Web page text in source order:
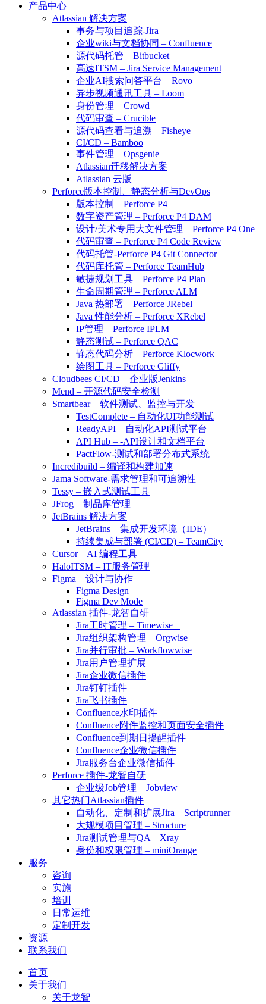
产品中心
Atlassian 解决方案
事务与项目追踪-Jira
企业wiki与文档协同 – Confluence
源代码托管 – Bitbucket
高速ITSM – Jira Service Management
企业AI搜索问答平台 – Rovo
异步视频通讯工具 – Loom
身份管理 – Crowd
代码审查 – Crucible
源代码查看与追溯 – Fisheye
CI/CD – Bamboo
事件管理 – Opsgenie
Atlassian迁移解决方案
Atlassian 云版
Perforce版本控制、静态分析与DevOps
版本控制 – Perforce P4
数字资产管理 – Perforce P4 DAM
设计/美术专用大文件管理 – Perforce P4 One
代码审查 – Perforce P4 Code Review
代码托管-Perforce P4 Git Connector
代码库托管 – Perforce TeamHub
敏捷规划工具 – Perforce P4 Plan
生命周期管理 – Perforce ALM
Java 热部署 – Perforce JRebel
Java 性能分析 – Perforce XRebel
IP管理 – Perforce IPLM
静态测试 – Perforce QAC
静态代码分析 – Perforce Klocwork
绘图工具 – Perforce Gliffy
Cloudbees CI/CD – 企业版Jenkins
Mend – 开源代码安全检测
Smartbear – 软件测试、监控与开发
TestComplete – 自动化UI功能测试
ReadyAPI – 自动化API测试平台
API Hub – -API设计和文档平台
PactFlow-测试和部署分布式系统
Incredibuild – 编译和构建加速
Jama Software-需求管理和可追溯性
Tessy – 嵌入式测试工具
JFrog – 制品库管理
JetBrains 解决方案
JetBrains – 集成开发环境（IDE）
持续集成与部署 (CI/CD) – TeamCity
Cursor – AI 编程工具
HaloITSM – IT服务管理
Figma – 设计与协作
Figma Design
Figma Dev Mode
Atlassian 插件-龙智自研
Jira工时管理 – Timewise
Jira组织架构管理 – Orgwise
Jira并行审批 – Workflowwise
Jira用户管理扩展
Jira企业微信插件
Jira钉钉插件
Jira飞书插件
Confluence水印插件
Confluence附件监控和页面安全插件
Confluence到期日提醒插件
Confluence企业微信插件
Jira服务台企业微信插件
Perforce 插件-龙智自研
企业级Job管理 – Jobview
其它热门Atlassian插件
自动化、定制和扩展Jira – Scriptrunner
大规模项目管理 – Structure
Jira测试管理与QA – Xray
身份和权限管理 – miniOrange
服务
咨询
实施
培训
日常运维
定制开发
资源
联系我们
首页
关于我们
关于龙智